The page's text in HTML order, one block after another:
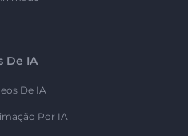
De IA
De IA
Por IA